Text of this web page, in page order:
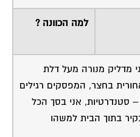
למה הכוונה ?
פאזות , אני מדליק מנורה מעל דלת
בחצר, המפסקים רגילים
– סטנדרטיות, אני בסך הכל
בתוך הבית למשהו